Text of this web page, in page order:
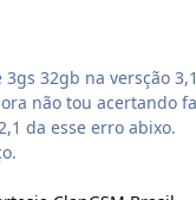
32gb na versção
não tou acertando
da esse erro abixo.